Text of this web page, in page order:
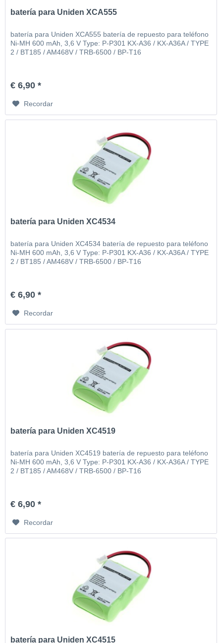
batería para Uniden XCA555
batería para Uniden XCA555 batería de repuesto para teléfono
Ni-MH 600 mAh, 3,6 V Type: P-P301 KX-A36 / KX-A36A / TYPE
2 / BT185 / AM468V / TRB-6500 / BP-T16
€ 6,90 *
Recordar
batería para Uniden XC4534
batería para Uniden XC4534 batería de repuesto para teléfono
Ni-MH 600 mAh, 3,6 V Type: P-P301 KX-A36 / KX-A36A / TYPE
2 / BT185 / AM468V / TRB-6500 / BP-T16
€ 6,90 *
Recordar
batería para Uniden XC4519
batería para Uniden XC4519 batería de repuesto para teléfono
Ni-MH 600 mAh, 3,6 V Type: P-P301 KX-A36 / KX-A36A / TYPE
2 / BT185 / AM468V / TRB-6500 / BP-T16
€ 6,90 *
Recordar
batería para Uniden XC4515